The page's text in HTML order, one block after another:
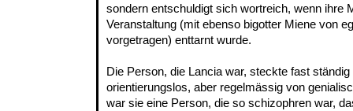
sondern entschuldigt sich wortreich, wenn ihre
Veranstaltung (mit ebenso bigotter Miene von
vorgetragen) enttarnt wurde.
Die Person, die Lancia war, steckte fast
orientierungslos, aber regelmässig von
war sie eine Person, die so schizophren war,